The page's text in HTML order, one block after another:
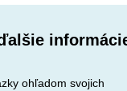
ohľadom svojich